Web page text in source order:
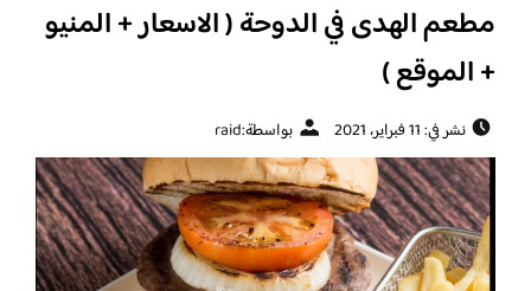
مطعم الهدى في الدوحة ( الاسعار + المنيو
+ الموقع )
نشر في: 11 فبراير، 2021 بواسطة:raid